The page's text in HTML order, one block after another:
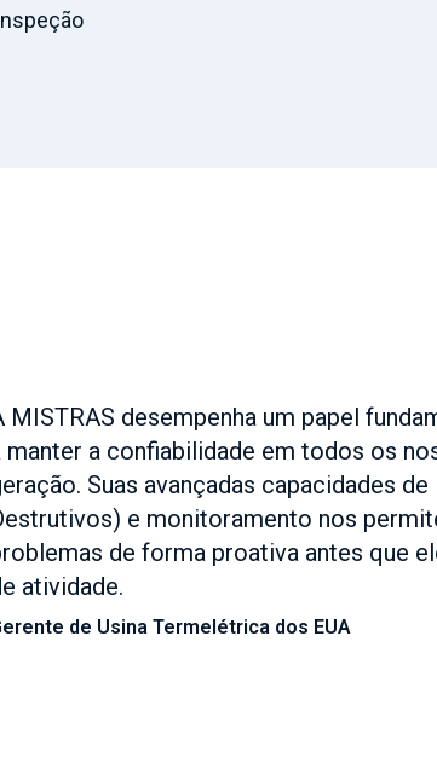
MISTRAS desempenha um papel
manter a confiabilidade em todos os
Suas avançadas capacidades
e monitoramento nos
de forma proativa antes que
atividade.
de Usina Termelétrica dos EUA